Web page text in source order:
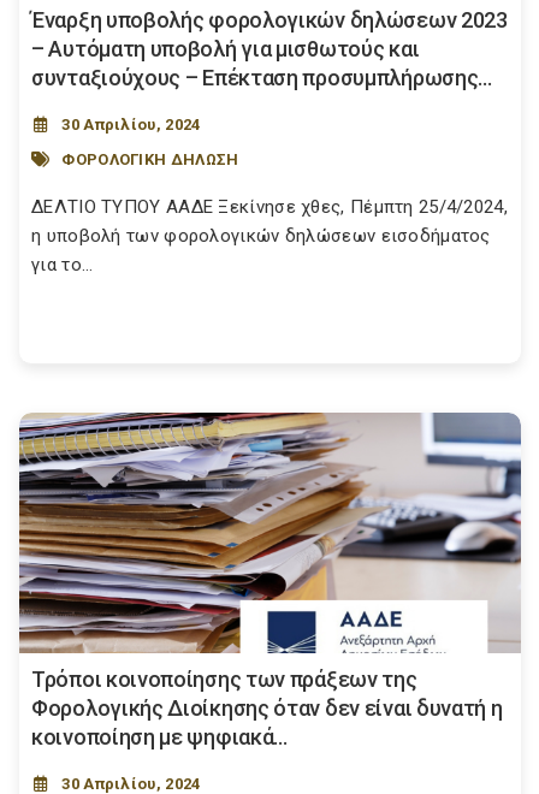
Έναρξη υποβολής φορολογικών δηλώσεων 2023
– Αυτόματη υποβολή για μισθωτούς και
συνταξιούχους – Επέκταση προσυμπλήρωσης...
30 Απριλίου, 2024
ΦΟΡΟΛΟΓΙΚΗ ΔΗΛΩΣΗ
ΔΕΛΤΙΟ ΤΥΠΟΥ ΑΑΔΕ Ξεκίνησε χθες, Πέμπτη 25/4/2024,
η υποβολή των φορολογικών δηλώσεων εισοδήματος
για το...
Τρόποι κοινοποίησης των πράξεων της
Φορολογικής Διοίκησης όταν δεν είναι δυνατή η
κοινοποίηση με ψηφιακά...
30 Απριλίου, 2024